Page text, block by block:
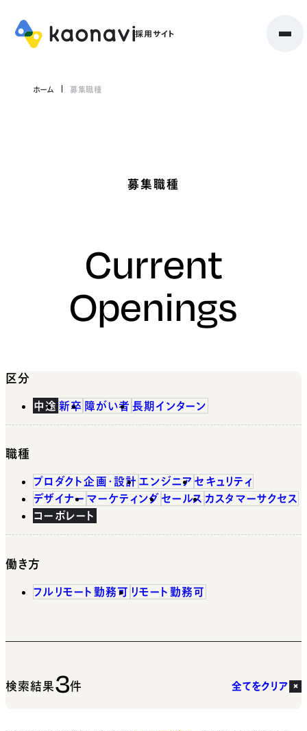
ホーム 募集職種
募集職種
Current
Openings
区分
中途 新卒 障がい者 長期インターン
職種
プロダクト企画・設計 エンジニア セキュリティ
デザイナー マーケティング セールス カスタマーサクセス
コーポレート
働き方
フルリモート勤務可 リモート勤務可
検索結果3件 全てをクリア